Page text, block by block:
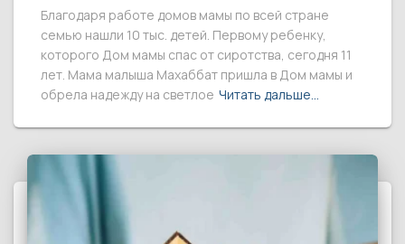
Благодаря работе домов мамы по всей стране
семью нашли 10 тыс. детей. Первому ребенку,
которого Дом мамы спас от сиротства, сегодня 11
лет. Мама малыша Махаббат пришла в Дом мамы и
обрела надежду на светлое Читать дальше…